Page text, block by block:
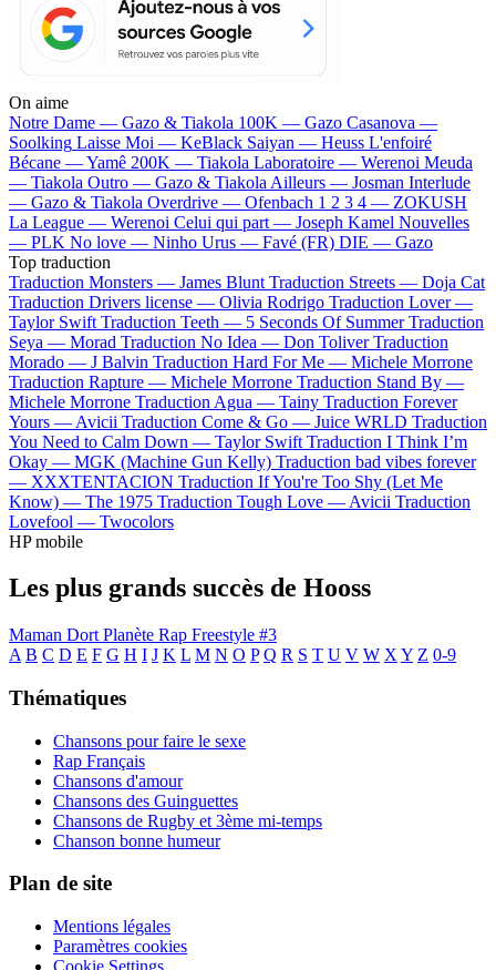
On aime
Notre Dame — Gazo & Tiakola 100K — Gazo Casanova —
Soolking Laisse Moi — KeBlack Saiyan — Heuss L'enfoiré
Bécane —Yamê 200K — Tiakola Laboratoire — Werenoi Meuda
— Tiakola Outro — Gazo & Tiakola Ailleurs — Josman Interlude
— Gazo & Tiakola Overdrive — Ofenbach 1 2 3 4 — ZOKUSH
La League — Werenoi Celui qui part — Joseph Kamel Nouvelles
— PLK No love — Ninho Urus — Favé (FR) DIE — Gazo
Top traduction
Traduction Monsters — James Blunt Traduction Streets — Doja Cat
Traduction Drivers license — Olivia Rodrigo Traduction Lover —
Taylor Swift Traduction Teeth — 5 Seconds Of Summer Traduction
Seya — Morad Traduction No Idea — Don Toliver Traduction
Morado — J Balvin Traduction Hard For Me — Michele Morrone
Traduction Rapture — Michele Morrone Traduction Stand By —
Michele Morrone Traduction Agua — Tainy Traduction Forever
Yours — Avicii Traduction Come & Go — Juice WRLD Traduction
You Need to Calm Down — Taylor Swift Traduction I Think I’m
Okay — MGK (Machine Gun Kelly) Traduction bad vibes forever
— XXXTENTACION Traduction If You're Too Shy (Let Me
Know) — The 1975 Traduction Tough Love — Avicii Traduction
Lovefool — Twocolors
HP mobile
Les plus grands succès de Hooss
Maman Dort Planète Rap Freestyle #3
A B C D E F G H I J K L M N O P Q R S T U V W X Y Z 0-9
Thématiques
Chansons pour faire le sexe
Rap Français
Chansons d'amour
Chansons des Guinguettes
Chansons de Rugby et 3ème mi-temps
Chanson bonne humeur
Plan de site
Mentions légales
Paramètres cookies